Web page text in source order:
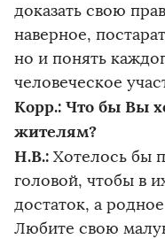
доказать свою
наверное,
но и понять
человеческое
Корр.: Что бы Вы
жителям?
Н.В.: Хотелось бы
головой, чтобы в
достаток, а
Любите свою